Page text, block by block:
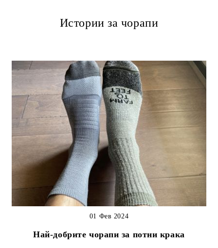
Истории за чорапи
Най-добрите чорапи за потни крака
01 Фев 2024